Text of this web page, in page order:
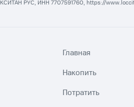
РУС, ИНН 7707591760, https://
Главная
Накопить
Потратить